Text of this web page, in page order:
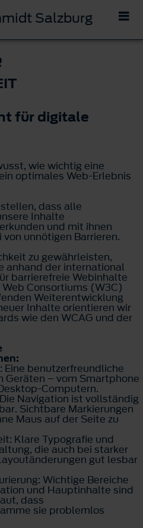
Salzburg
für digitale
wie wichtig eine
optimales Web-Erlebnis
dass alle
Inhalte
und mit ihnen
unnötigen Barrieren.
zu gewährleisten,
anhand der international
barrierefreie Webinhalte
Consortiums (W3C)
Weiterentwicklung
Inhalte orientieren wir
wie den WCAG und der
Eine benutzerfreundliche
Geräten – vom Smartphone
Computern.
Navigation ist vollständig
Sichtbare Markierungen
Maus auf der Seite zu
Klare Typografie und
die auch bei starker
gut lesbar
Wichtige Bereiche
und Hauptinhalte sind
dass
sie problemlos